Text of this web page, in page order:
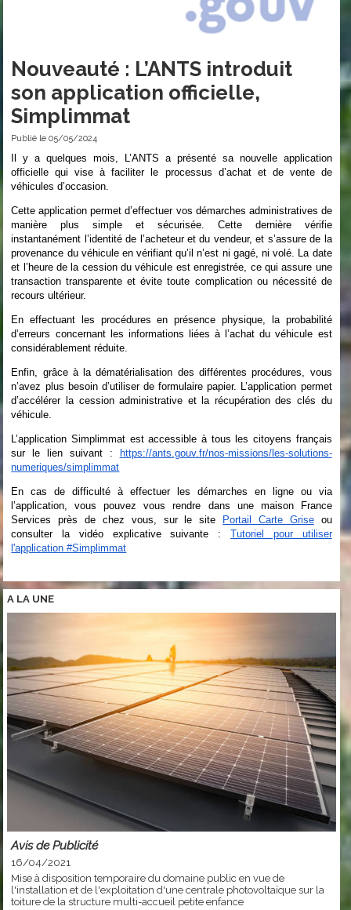
Nouveauté : L’ANTS introduit
son application officielle,
Simplimmat
Publié le 05/05/2024
Il y a quelques mois, L’ANTS a présenté sa nouvelle application
officielle qui vise à faciliter le processus d’achat et de vente de
véhicules d’occasion.
Cette application permet d’effectuer vos démarches administratives de
manière plus simple et sécurisée. Cette dernière vérifie
instantanément l’identité de l’acheteur et du vendeur, et s’assure de la
provenance du véhicule en vérifiant qu’il n’est ni gagé, ni volé. La date
et l’heure de la cession du véhicule est enregistrée, ce qui assure une
transaction transparente et évite toute complication ou nécessité de
recours ultérieur.
En effectuant les procédures en présence physique, la probabilité
d’erreurs concernant les informations liées à l’achat du véhicule est
considérablement réduite.
Enfin, grâce à la dématérialisation des différentes procédures, vous
n’avez plus besoin d’utiliser de formulaire papier. L’application permet
d’accélérer la cession administrative et la récupération des clés du
véhicule.
L’application Simplimmat est accessible à tous les citoyens français
sur le lien suivant : https://ants.gouv.fr/nos-missions/les-solutions-
numeriques/simplimmat
En cas de difficulté à effectuer les démarches en ligne ou via
l’application, vous pouvez vous rendre dans une maison France
Services près de chez vous, sur le site Portail Carte Griseou
consulter la vidéo explicative suivante :Tutoriel pour utiliser
l'application #Simplimmat
A LA UNE
Avis de Publicité
16/04/2021
Mise à disposition temporaire du domaine public en vue de
l'installation et de l'exploitation d'une centrale photovoltaïque sur la
toiture de la structure multi-accueil petite enfance